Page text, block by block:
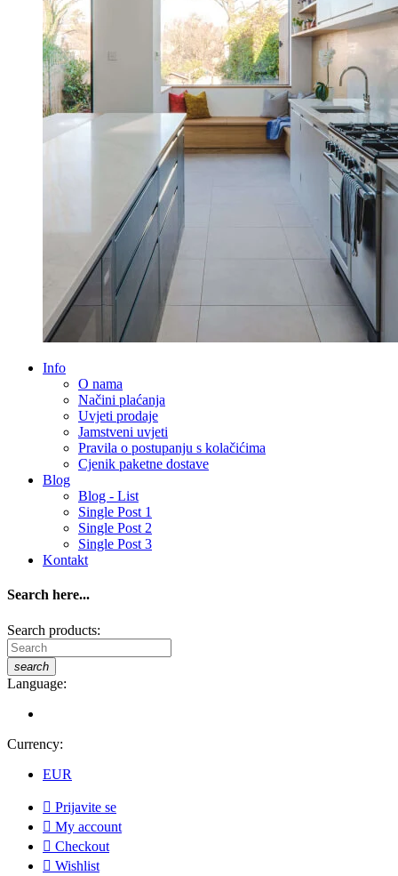
Info
O nama
Načini plaćanja
Uvjeti prodaje
Jamstveni uvjeti
Pravila o postupanju s kolačićima
Cjenik paketne dostave
Blog
Blog - List
Single Post 1
Single Post 2
Single Post 3
Kontakt
Search here...
Search products:
search
Language:
Currency:
EUR
 Prijavite se
 My account
 Checkout
 Wishlist